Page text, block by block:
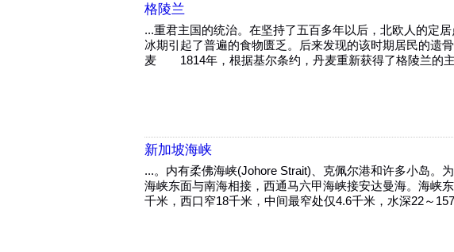
格陵兰
...重君主国的统治。在坚持了五百多年以后，北欧人的定
冰期引起了普遍的食物匮乏。后来发现的该时期居民的
麦 1814年，根据基尔条约，丹麦重新获得了格陵兰的主
新加坡海峡
...。内有柔佛海峡(Johore Strait)、克佩尔港和许多小岛
海峡东面与南海相接，西通马六甲海峡接安达曼海。海峡
千米，西口窄18千米，中间最窄处仅4.6千米，水深22～